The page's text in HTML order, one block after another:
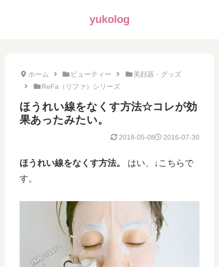
yukolog
ホーム ビューティー
美顔器・グッズ
ReFa（リファ）シリーズ
ほうれい線をなくす方法☆コレが効
果あったみたい。
2016-07-30
2018-05-08
ほうれい線をなくす方法。
はい、↓こちらで
す。